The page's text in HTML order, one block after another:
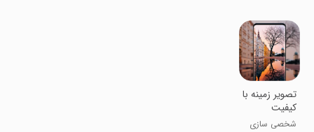
تصویر زمینه با
کیفیت
شخصی سازی